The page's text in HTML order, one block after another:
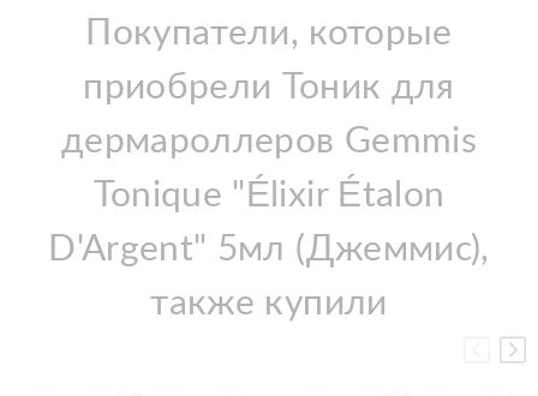
Покупатели, которые
приобрели Тоник для
дермароллеров Gemmis
Tonique "Élixir Étalon
D'Argent" 5мл (Джеммис),
также купили